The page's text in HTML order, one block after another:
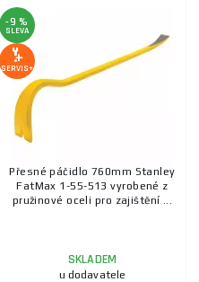
-9 %
SLEVA
SERVIS+
Přesné páčidlo 760mm Stanley
FatMax 1-55-513 vyrobené z
pružinové oceli pro zajištění ...
SKLADEM
u dodavatele